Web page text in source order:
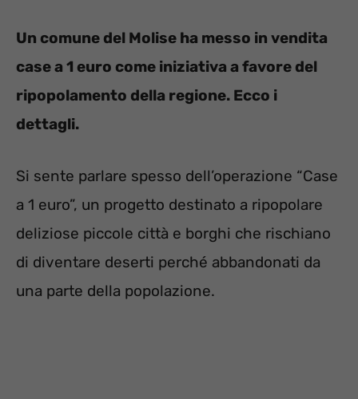
Un comune del Molise ha messo in vendita
case a 1 euro come iniziativa a favore del
ripopolamento della regione. Ecco i
dettagli.
Si sente parlare spesso dell’operazione “Case
a 1 euro”, un progetto destinato a ripopolare
deliziose piccole città e borghi che rischiano
di diventare deserti perché abbandonati da
una parte della popolazione.